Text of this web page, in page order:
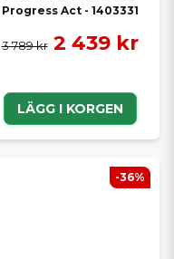
Progress Act - 1403331
3 789 kr 2 439 kr
LÄGG I KORGEN
-36%